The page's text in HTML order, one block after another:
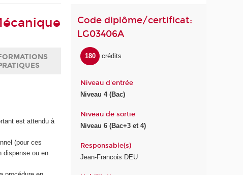
est attendu à
(pour ces
dispense ou en
Code diplôme/certificat:
LG03406A
180 crédits
Niveau d'entrée
Niveau 4 (Bac)
Niveau de sortie
Niveau 6 (Bac+3 et 4)
Responsable(s)
Jean-Francois DEU